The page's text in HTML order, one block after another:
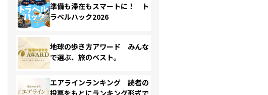
準備も滞在もスマートに！ ト
ラベルハック2026
地球の歩き方アワード みんな
で選ぶ、旅のベスト。
エアラインランキング 読者の
投票をもとにランキング形式で